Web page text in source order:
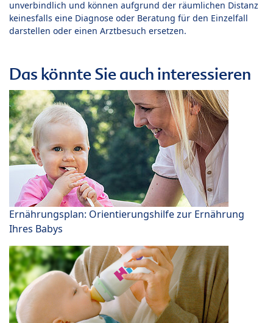
unverbindlich und können aufgrund der räumlichen Distanz
keinesfalls eine Diagnose oder Beratung für den Einzelfall
darstellen oder einen Arztbesuch ersetzen.
Das könnte Sie auch interessieren
Ernährungsplan: Orientierungshilfe zur Ernährung
Ihres Babys